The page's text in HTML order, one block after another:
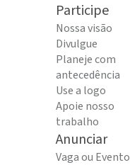
Participe
Nossa visão
Divulgue
Planeje com
antecedência
Use a logo
Apoie nosso
trabalho
Anunciar
Vaga ou Evento